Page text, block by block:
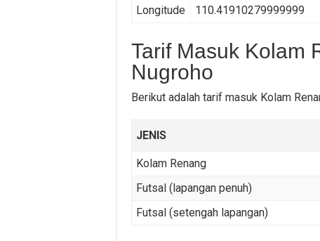
Longitude
110.41910279999999
Tarif Masuk Kolam
Nugroho
Berikut adalah tarif masuk Kolam
JENIS
Kolam Renang
Futsal (lapangan penuh)
Futsal (setengah lapangan)